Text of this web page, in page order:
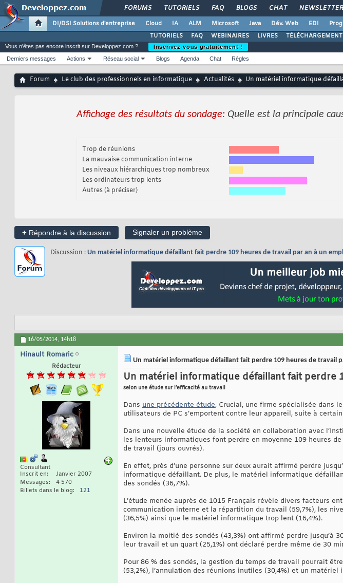
FORUMS TUTORIELS FAQ BLOGS CHAT NEWSLETTER
DI/DSI Solutions d'entreprise Cloud IA ALM Microsoft Java Dév. Web EDI
TUTORIELS
FAQ WEBINAIRES LIVRES
Vous n'êtes pas encore inscrit sur Developpez.com ?
Inscrivez-vous gratuitement !
Derniers messages
Actions Réseau social Blogs Agenda Chat Règles
Forum Le club des professionnels en informatique Actualités Un matériel informatique
Affichage des résultats du sondage: Quelle est la principale
Trop de réunions
La mauvaise communication interne
Les niveaux hiérarchiques trop nombreux
Les ordinateurs trop lents
Autres (à préciser)
+ Répondre à la discussion Signaler un problème
Discussion : Un matériel informatique défaillant fait perdre 109 heures de travail par an à un
16/05/2014, 14h18
Hinault Romaric
Rédacteur
Consultant
Inscrit en
Janvier 2007
Messages
4 570
Billets dans le blog
121
Un matériel informatique défaillant fait perdre 109 heures de travail
Un matériel informatique défaillant fait perdre
selon une étude sur l’efficacité au travail
Dans une précédente étude, Crucial, une firme spécialisée dans
utilisateurs de PC s’emportent contre leur appareil, suite à
Dans une nouvelle étude de la société en collaboration avec
les lenteurs informatiques font perdre en moyenne 109 heures
de travail (jours ouvrés).
En effet, près d’une personne sur deux aurait affirmé perdre
informatique défaillant. De plus, le matériel informatique
des sondés (36,7%).
L’étude menée auprès de 1015 Français révèle divers facteurs
communication interne et la répartition du travail (59,7%), les
(36,5%) ainsi que le matériel informatique trop lent (16,4%).
Environ la moitié des sondés (43,3%) ont affirmé perdre jusqu’à
leur travail et un quart (25,1%) ont déclaré perdre même de 30
Pour 86 % des sondés, la gestion du temps de travail pourrait
(53,2%), l’annulation des réunions inutiles (30,4%) et un